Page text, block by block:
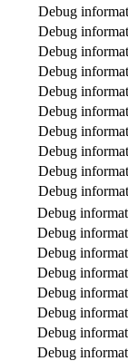
Debug
Debug
Debug
Debug
Debug
Debug
Debug
Debug
Debug
Debug
Debug
Debug
Debug
Debug
Debug
Debug
Debug
Debug